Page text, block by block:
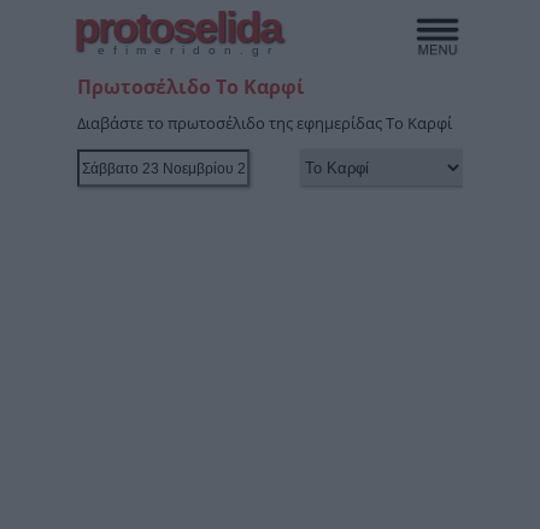
protoselida
efimeridon.gr
Πρωτοσέλιδο Το Καρφί
Διαβάστε το πρωτοσέλιδο της εφημερίδας Το Καρφί